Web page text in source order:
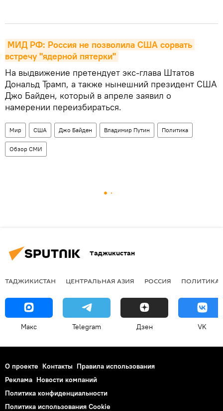
МИД РФ: Россия не позволила США сорвать
встречу "ядерной пятерки"
На выдвижение претендует экс-глава Штатов
Дональд Трамп, а также нынешний президент США
Джо Байден, который в апреле заявил о
намерении переизбираться.
Мир США Джо Байден Владимир Путин Политика
Обзор СМИ
Таджикистан
ТАДЖИКИСТАН ЦЕНТРАЛЬНАЯ АЗИЯ РОССИЯ ПОЛИТИКА
Макс Telegram Дзен VK
О проекте Контакты Правила использования
Реклама Новости компаний
Политика конфиденциальности
Политика использования Cookie